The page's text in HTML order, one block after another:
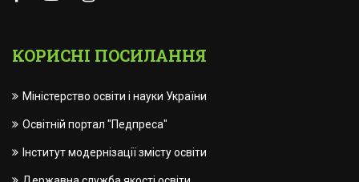
КОРИСНІ ПОСИЛАННЯ
Міністерство освіти і науки України
Освітній портал "Педпреса"
Інститут модернізації змісту освіти